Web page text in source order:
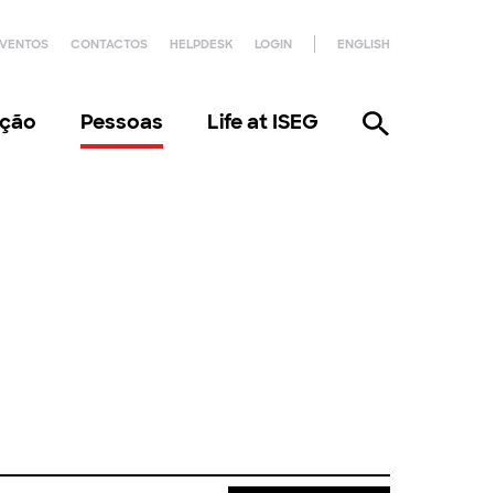
CONTACTOS HELPDESK LOGIN ENGLISH
Pessoas Life at ISEG